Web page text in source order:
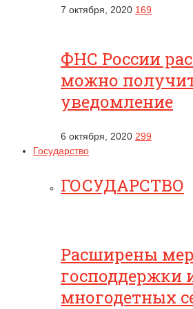
7 октября, 2020 169
ФНС России
можно
уведомление
6 октября, 2020 299
Государство
ГОСУДАРСТВО
Расширены
господдержки
многодетных